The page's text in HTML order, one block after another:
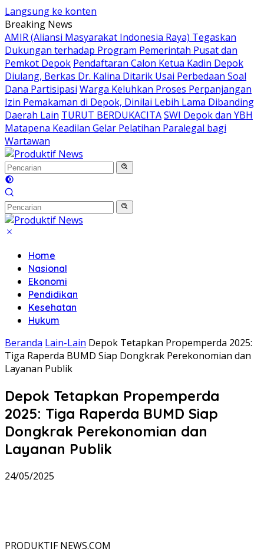
Langsung ke konten
Breaking News
AMIR (Aliansi Masyarakat Indonesia Raya) Tegaskan
Dukungan terhadap Program Pemerintah Pusat dan
Pemkot Depok Pendaftaran Calon Ketua Kadin Depok
Diulang, Berkas Dr. Kalina Ditarik Usai Perbedaan Soal
Dana Partisipasi Warga Keluhkan Proses Perpanjangan
Izin Pemakaman di Depok, Dinilai Lebih Lama Dibanding
Daerah Lain TURUT BERDUKACITASWI Depok dan YBH
Matapena Keadilan Gelar Pelatihan Paralegal bagi
Wartawan
Home
Nasional
Ekonomi
Pendidikan
Kesehatan
Hukum
Beranda Lain-Lain Depok Tetapkan Propemperda 2025:
Tiga Raperda BUMD Siap Dongkrak Perekonomian dan
Layanan Publik
Depok Tetapkan Propemperda
2025: Tiga Raperda BUMD Siap
Dongkrak Perekonomian dan
Layanan Publik
24/05/2025
PRODUKTIF NEWS.COM